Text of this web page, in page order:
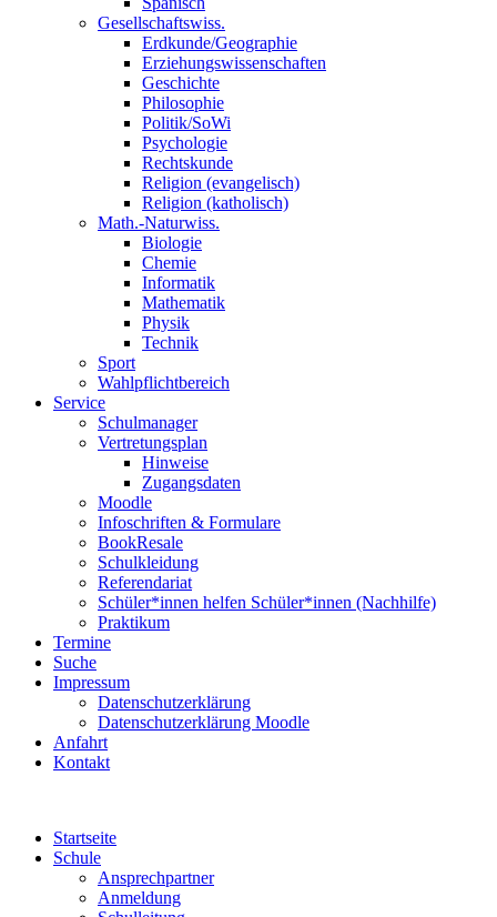
Gesellschaftswiss.
Erdkunde/Geographie
Erziehungswissenschaften
Geschichte
Philosophie
Politik/SoWi
Psychologie
Rechtskunde
Religion (evangelisch)
Religion (katholisch)
Math.-Naturwiss.
Biologie
Chemie
Informatik
Mathematik
Physik
Technik
Sport
Wahlpflichtbereich
Service
Schulmanager
Vertretungsplan
Hinweise
Zugangsdaten
Moodle
Infoschriften & Formulare
BookResale
Schulkleidung
Referendariat
Schüler*innen helfen Schüler*innen (Nachhilfe)
Praktikum
Termine
Suche
Impressum
Datenschutzerklärung
Datenschutzerklärung Moodle
Anfahrt
Kontakt
Startseite
Schule
Ansprechpartner
Anmeldung